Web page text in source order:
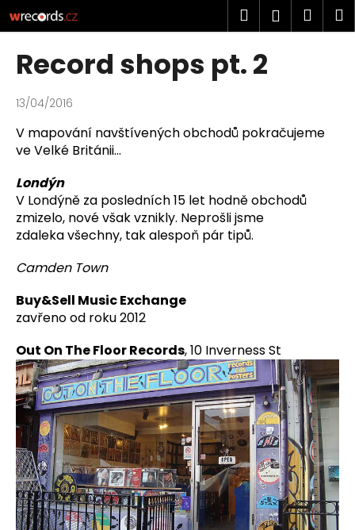
na
obsah
Hledat
Record shops pt. 2
13/04/2016
V mapování navštívených obchodů pokračujeme
ve Velké Británii...
Londýn
V Londýně za posledních 15 let hodně obchodů
zmizelo, nové však vznikly. Neprošli jsme
zdaleka všechny, tak alespoň pár tipů.
Camden Town
Buy&Sell Music Exchange
zavřeno od roku 2012
Out On The Floor Records, 10 Inverness St
K
o
o
p
o
ř
e
b
j
e
t
n
a
j
í
t
?